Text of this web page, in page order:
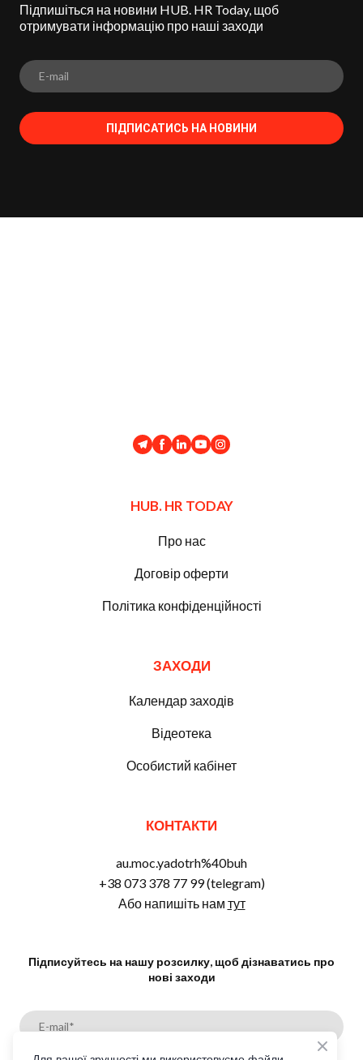
Підпишіться на новини HUB. HR Today, щоб
отримувати інформацію про наші заходи
ПІДПИСАТИСЬ НА НОВИНИ
HUB. HR TODAY
Про нас
Договір оферти
Політика конфіденційності
ЗАХОДИ
Календар заходів
Відеотека
Особистий кабінет
КОНТАКТИ
au.moc.yadotrh%40buh
+38 073 378 77 99 (telegram)
Або напишіть нам тут
Підписуйтесь на нашу розсилку, щоб дізнаватись про
нові заходи